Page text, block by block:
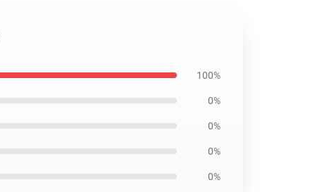
100%
0%
0%
0%
0%